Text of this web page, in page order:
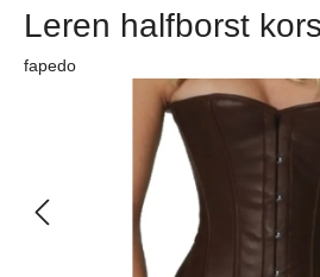
Leren halfborst
fapedo
Afbeeldingengalerij overslaan